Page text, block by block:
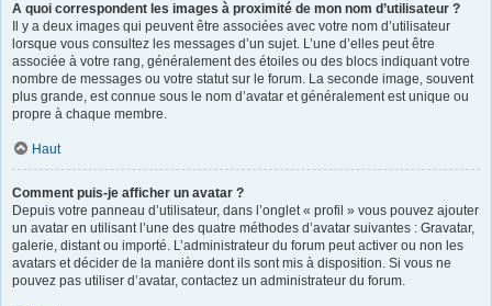
A quoi correspondent les images à proximité de mon nom d’utilisateur ?
Il y a deux images qui peuvent être associées avec votre nom d’utilisateur
lorsque vous consultez les messages d’un sujet. L’une d’elles peut être
associée à votre rang, généralement des étoiles ou des blocs indiquant votre
nombre de messages ou votre statut sur le forum. La seconde image, souvent
plus grande, est connue sous le nom d’avatar et généralement est unique ou
propre à chaque membre.
Haut
Comment puis-je afficher un avatar ?
Depuis votre panneau d’utilisateur, dans l’onglet « profil » vous pouvez ajouter
un avatar en utilisant l’une des quatre méthodes d’avatar suivantes : Gravatar,
galerie, distant ou importé. L’administrateur du forum peut activer ou non les
avatars et décider de la manière dont ils sont mis à disposition. Si vous ne
pouvez pas utiliser d’avatar, contactez un administrateur du forum.